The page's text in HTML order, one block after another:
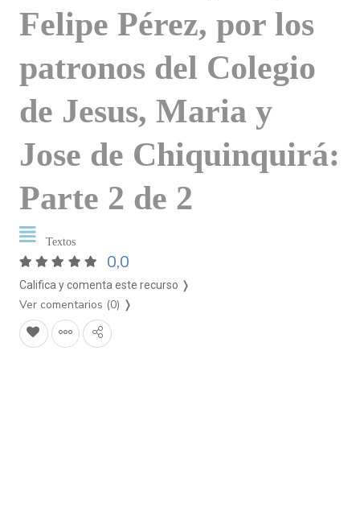
Felipe Pérez, por los
patronos del Colegio
de Jesus, Maria y
Jose de Chiquinquirá:
Parte 2 de 2
Textos
0,0
Califica y comenta este recurso ❭
Ver comentarios (0) ❭